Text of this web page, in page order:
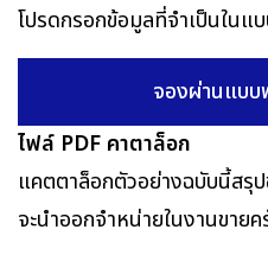
โปรดกรอกข้อมูลที่จำเป็นในแ
จองผ่านแบ
ไฟล์ PDF คาตาล็อก
แคตตาล็อกตัวอย่างฉบับนี้สรุ
จะนำออกจำหน่ายในงานขาย